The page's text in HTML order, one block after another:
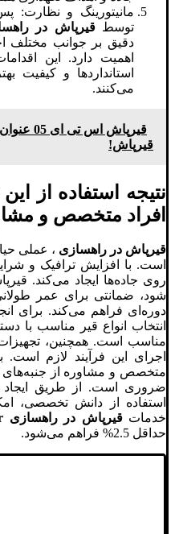
مانیتورینگ و نظارت:
توسطقیرپاش در
دقیق بر جوانب مختلف
اهمیت دارد. این
استانداردها و کیفیت
می‌کنند.
قیرپاش
قیرپاش!
نتیجه استفاده از
افراد متخصص و
قیرپاش در راهسازی ، عملی
است. با افزایش ترافیک و
روی جاده‌ها ایجاد می‌کند.
شود، ضمانتی برای عمر
دوره‌ای فراهم می‌کند. برای
انتخاب انواع قیر مناسب با
مناسب است. همچنین،
اجرای این فرآیند لازم
متخصص و مشاوره از جنبه‌های
ضروری است. از طریق
استفاده از دانش تخصصی،
خدماتقیرپاش در راهسازی
حداقل 2.5% فراهم می‌شود.